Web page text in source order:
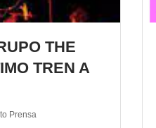
THE
TREN A
Prensa